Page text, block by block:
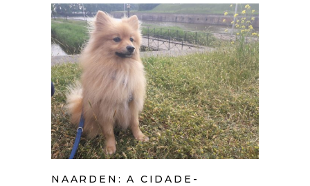
NAARDEN: A CIDADE-